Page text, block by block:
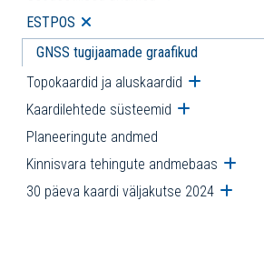
ESTPOS Ava alammenüü
GNSS tugijaamade graafikud
Topokaardid ja aluskaardid Ava
Kaardilehtede süsteemid Ava
Planeeringute andmed
Kinnisvara tehingute andmebaas Ava
30 päeva kaardi väljakutse 2024 Ava